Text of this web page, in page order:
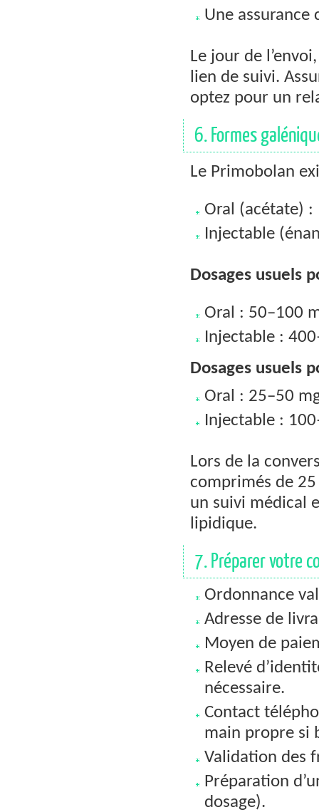
Une assurance
Le jour de
lien de suivi.
optez pour un
6. Formes
Le Primobolan
Oral (acétate)
Injectable
Dosages usuels
Oral : 50–100
Injectable :
Dosages usuels
Oral : 25–50
Injectable :
Lors de la
comprimés de
un suivi médical
lipidique.
7. Préparer votre
Ordonnance
Adresse de
Moyen de
Relevé
nécessaire.
Contact
main propre si
Validation des
Préparation
dosage).